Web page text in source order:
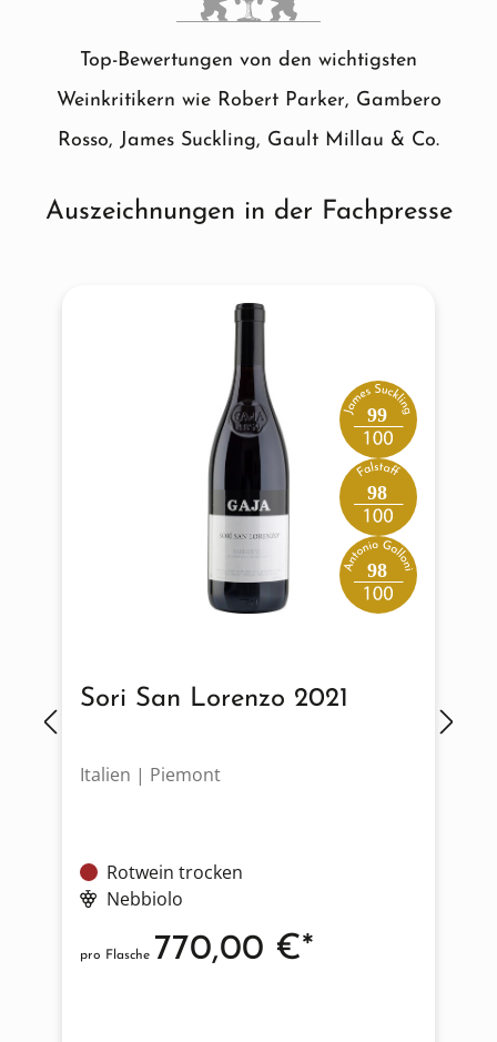
Top-Bewertungen von den wichtigsten
Weinkritikern wie Robert Parker, Gambero
Rosso, James Suckling, Gault Millau & Co.
Auszeichnungen in der Fachpresse
99
98
98
Sori San Lorenzo 2021
Italien | Piemont
Rotwein trocken
Nebbiolo
pro Flasche 770,00 €*